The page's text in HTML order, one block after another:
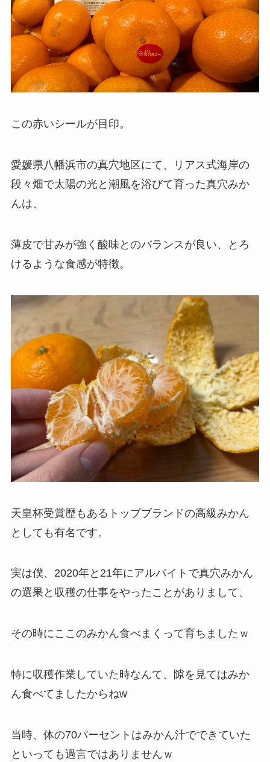
この赤いシールが目印。
愛媛県八幡浜市の真穴地区にて、リアス式海岸の
段々畑で太陽の光と潮風を浴びて育った真穴みか
んは、
薄皮で甘みが強く酸味とのバランスが良い、とろ
けるような食感が特徴。
天皇杯受賞歴もあるトップブランドの高級みかん
としても有名です。
実は僕、2020年と21年にアルバイトで真穴みかん
の選果と収穫の仕事をやったことがありまして、
その時にここのみかん食べまくって育ちましたｗ
特に収穫作業していた時なんて、隙を見てはみか
ん食べてましたからねw
当時、体の70パーセントはみかん汁でできていた
といっても過言ではありませんｗ